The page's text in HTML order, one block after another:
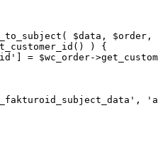
( $data , $order ,
() ) {
' = $wc_order->
' , '